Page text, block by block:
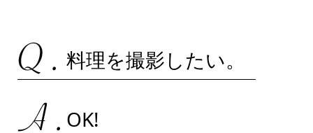
料理を撮影したい。
OK!